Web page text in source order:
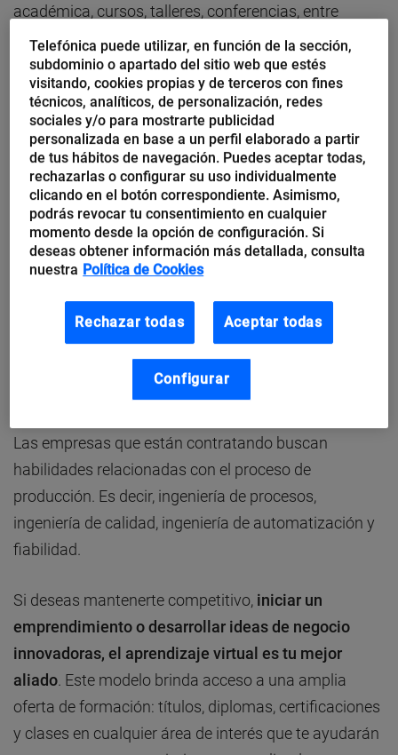
académica, cursos, talleres, conferencias, entre
otras). Además, se caracteriza por la facilidad en el
diseño de materiales personalizados, autoevaluación,
seguimiento de participantes y comunicación
interactiva (alumno-profesor). Se puede decir que el
aprendizaje virtual elimina los límites de espacio y de
tiempo para la formación; lo único que se requiere es
un ordenador o teléfono móvil e Internet.
Cómo puede el aprendizaje virtual
impulsar tu carrera profesional?
En la actualidad muchas empresas están ajustando
su demanda de habilidades para mantenerse
competitivas y crecer. ¿Sabías que un estudio
reciente de Randstad se evidencia que la
Las empresas que están contratando buscan
habilidades relacionadas con el proceso de
producción. Es decir, ingeniería de procesos,
ingeniería de calidad, ingeniería de automatización y
fiabilidad.
Si deseas mantenerte competitivo, iniciar un
emprendimiento o desarrollar ideas de negocio
innovadoras, el aprendizaje virtual es tu mejor
aliado . Este modelo brinda acceso a una amplia
oferta de formación: títulos, diplomas, certificaciones
y clases en cualquier área de interés que te ayudarán
Telefónica puede utilizar, en función de la sección,
subdominio o apartado del sitio web que estés
visitando, cookies propias y de terceros con fines
técnicos, analíticos, de personalización, redes
sociales y/o para mostrarte publicidad
personalizada en base a un perfil elaborado a partir
de tus hábitos de navegación. Puedes aceptar todas,
rechazarlas o configurar su uso individualmente
clicando en el botón correspondiente. Asimismo,
podrás revocar tu consentimiento en cualquier
momento desde la opción de configuración. Si
deseas obtener información más detallada, consulta
nuestra Política de Cookies
Rechazar todas Aceptar todas
Configurar